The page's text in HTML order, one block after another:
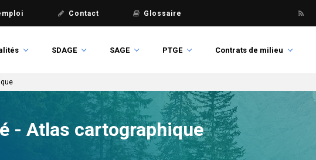
Contact Glossaire
SDAGE SAGE PTGE Contrats de milieu
- Atlas cartographique